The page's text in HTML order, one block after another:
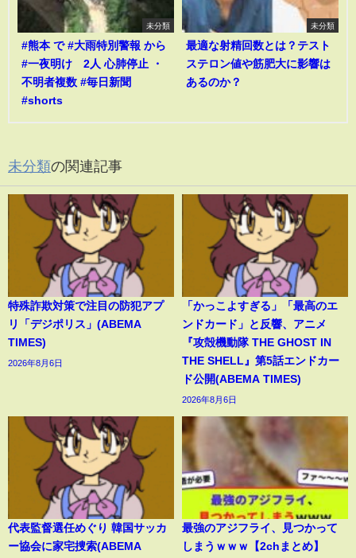
未分類
#熊本 で #大雨特別警報 から
#一夜明け 2人 心肺停止 ・
不明者複数 #毎日新聞
#shorts
未分類
最適な射精回数とは？テスト
ステロン値や筋肥大に影響は
あるのか？
未分類の関連記事
特殊詐欺対策で注目の防犯アプ
リ「デジポリス」(ABEMA
TIMES)
2026年8月6日
「かっこよすぎる」「最高のエ
ンドカード」と反響、アニメ
『攻殻機動隊 THE GHOST IN
THE SHELL』第5話エンドカー
ド公開(ABEMA TIMES)
2026年8月6日
代表監督選任めぐり 韓国サッカ
ー協会に家宅捜索(ABEMA
最強のアジフライ、見つかって
しまうｗｗｗ【2chまとめ】